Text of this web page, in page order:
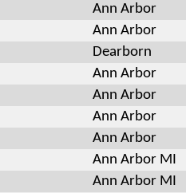
Ann Arbor
Ann Arbor
Dearborn
Ann Arbor
Ann Arbor
Ann Arbor
Ann Arbor
Ann Arbor MI
Ann Arbor MI